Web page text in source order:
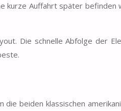
kurze Auffahrt später befinden
Die schnelle Abfolge der
beiden klassischen